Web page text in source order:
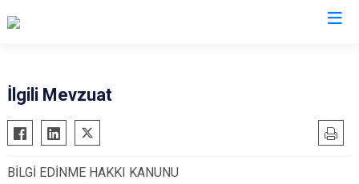
Büyükorhan
Gemlik
Gürsu
İlgili Mevzuat
BİLGİ EDİNME HAKKI KANUNU